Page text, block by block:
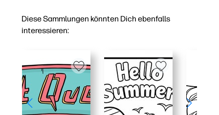
Diese Sammlungen könnten Dich ebenfalls
interessieren: